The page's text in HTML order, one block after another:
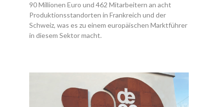
90 Millionen Euro und 462 Mitarbeitern an acht
Produktionsstandorten in Frankreich und der
Schweiz, was es zu einem europäischen Marktführer
in diesem Sektor macht.